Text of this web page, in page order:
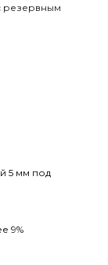
резервным
5 мм под
9%